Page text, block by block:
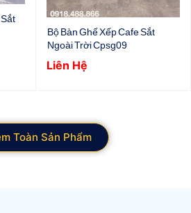
Bộ Bàn Ghế Xếp Cafe Sắt
Ngoài Trời Cpsg09
Liên Hệ
Toàn Sản Phẩm